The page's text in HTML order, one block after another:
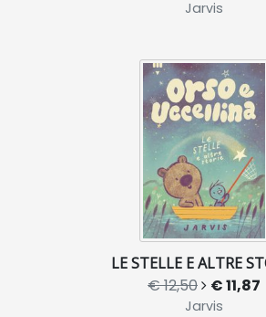
Jarvis
LE STELLE E ALTRE
€ 12,50 € 11,87
Jarvis